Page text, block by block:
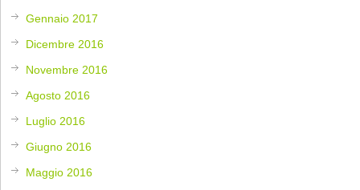
Gennaio 2017
Dicembre 2016
Novembre 2016
Agosto 2016
Luglio 2016
Giugno 2016
Maggio 2016